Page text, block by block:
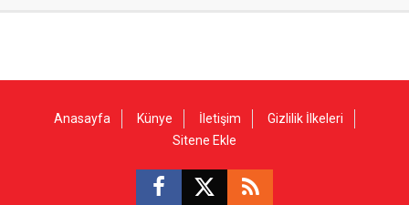
Anasayfa Künye İletişim
Gizlilik İlkeleri
Sitene Ekle